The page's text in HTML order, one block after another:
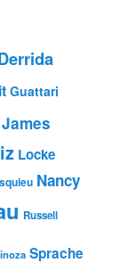
Guattari
James
Locke
Nancy
Russell
Sprache